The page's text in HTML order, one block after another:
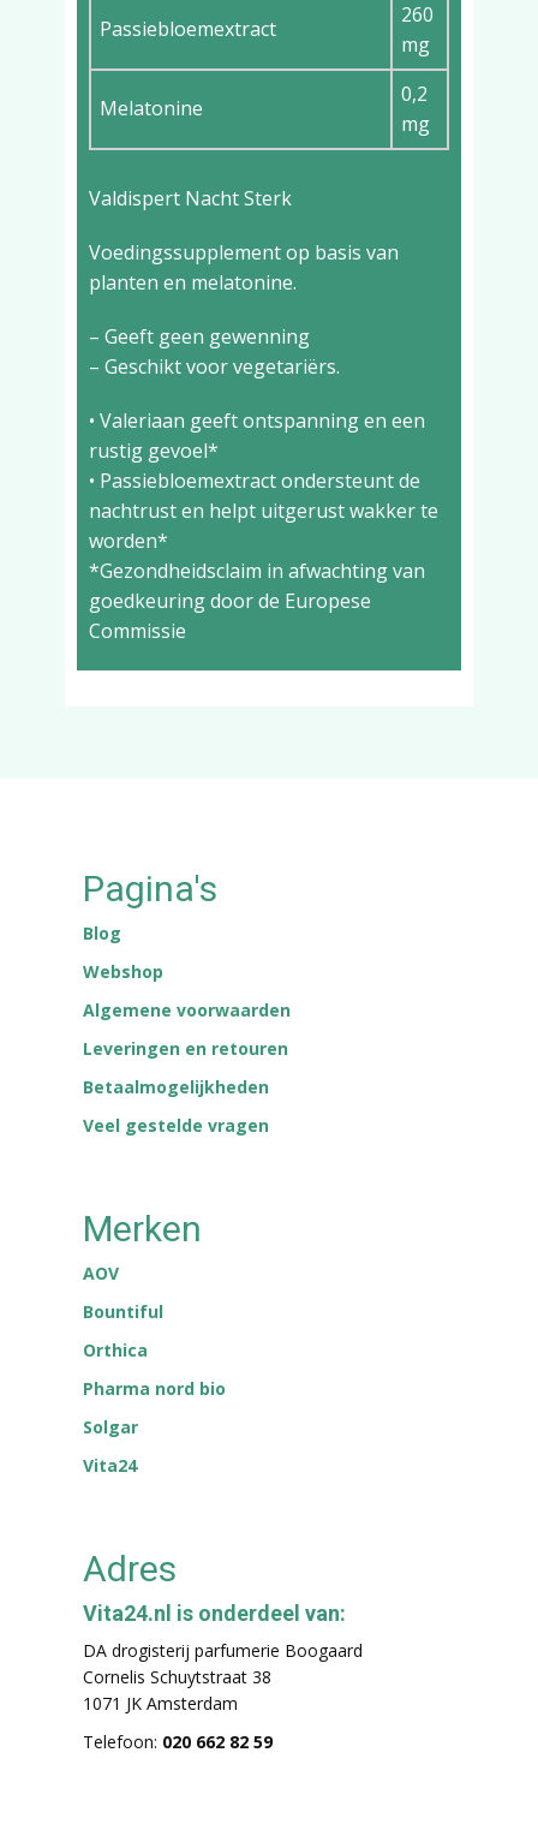
Passiebloemextract
260
mg
Melatonine
0,2
mg
Valdispert Nacht Sterk
Voedingssupplement op basis van
planten en melatonine.
– Geeft geen gewenning
– Geschikt voor vegetariërs.
• Valeriaan geeft ontspanning en een
rustig gevoel*
• Passiebloemextract ondersteunt de
nachtrust en helpt uitgerust wakker te
worden*
*Gezondheidsclaim in afwachting van
goedkeuring door de Europese
Commissie
Pagina's
Blog
Webshop
Algemene voorwaarden
Leveringen en retouren
Betaalmogelijkheden
Veel gestelde vragen
Merken
AOV
Bountiful
Orthica
Pharma nord bio
Solgar
Vita24
Adres
Vita24.nl is onderdeel van:
DA drogisterij parfumerie Boogaard
Cornelis Schuytstraat 38
1071 JK Amsterdam
Telefoon: 020 662 82 59